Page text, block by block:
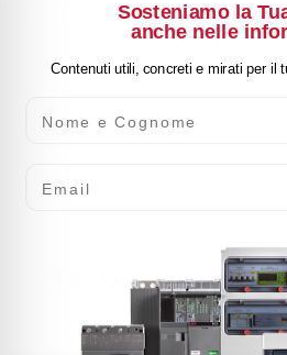
Stato
Marca
Hai bisogno di
Sosteniamo la
anche nelle
Contenuti utili, concreti e mirati per il